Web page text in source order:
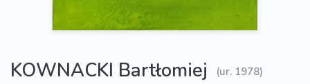
KOWNACKI Bartłomiej (ur. 1978)